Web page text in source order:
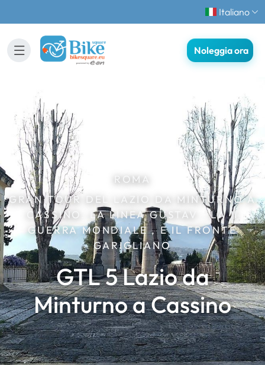
Italiano
Noleggia ora
ROMA
GRAN TOUR DEL LAZIO DA MINTURNO A
CASSINO. LA LINEA GUSTAV , LA II
GUERRA MONDIALE , E IL FRONTE
GARIGLIANO
GTL 5 Lazio da
Minturno a Cassino